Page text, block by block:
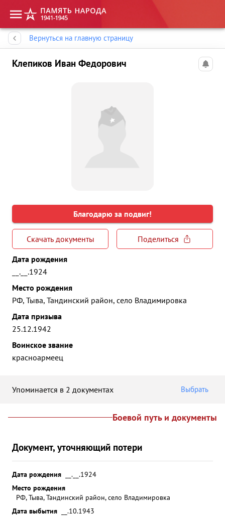
Вернуться на главную страницу
Клепиков Иван Федорович
Благодарю за подвиг!
Скачать документы
Поделиться
Дата рождения
__.__.1924
Место рождения
РФ, Тыва, Тандинский район, село Владимировка
Дата призыва
25.12.1942
Воинское звание
красноармеец
Упоминается в 2 документах Выбрать
Боевой путь и документы
Документ, уточняющий потери
Дата рождения
__.__.1924
Место рождения
РФ, Тыва, Тандинский район, село Владимировка
Дата выбытия
__.10.1943
Память народа